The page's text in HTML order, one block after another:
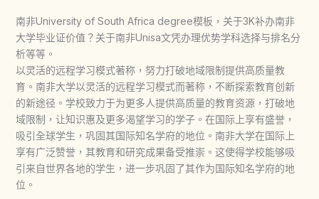
南非University of South Africa degree模板，关于3K补办南非
大学毕业证价值？关于南非Unisa文凭办理优势学科选择与排名分
析等等。
以灵活的远程学习模式著称，努力打破地域限制提供高质量教
育。南非大学以灵活的远程学习模式而著称，不断探索教育创新
的新途径。学校致力于为更多人提供高质量的教育资源，打破地
域限制，让知识惠及更多渴望学习的学子。在国际上享有盛誉，
吸引全球学生，巩固其国际知名学府的地位。南非大学在国际上
享有广泛赞誉，其教育和研究成果备受推崇。这使得学校能够吸
引来自世界各地的学生，进一步巩固了其作为国际知名学府的地
位。